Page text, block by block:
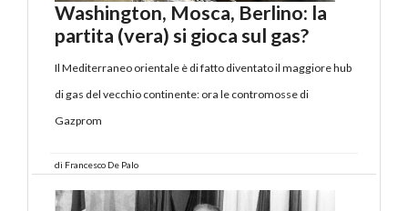
Washington, Mosca, Berlino: la
partita (vera) si gioca sul gas?
Il Mediterraneo orientale è di fatto diventato il maggiore hub
di gas del vecchio continente: ora le contromosse di
Gazprom
di Francesco De Palo